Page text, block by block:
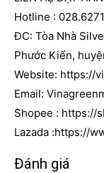
Hotline :
ĐC: Tòa Nhà
Phước Kiển,
Website: https://
Email:
Shopee : https://
Lazada :https://
Đánh giá